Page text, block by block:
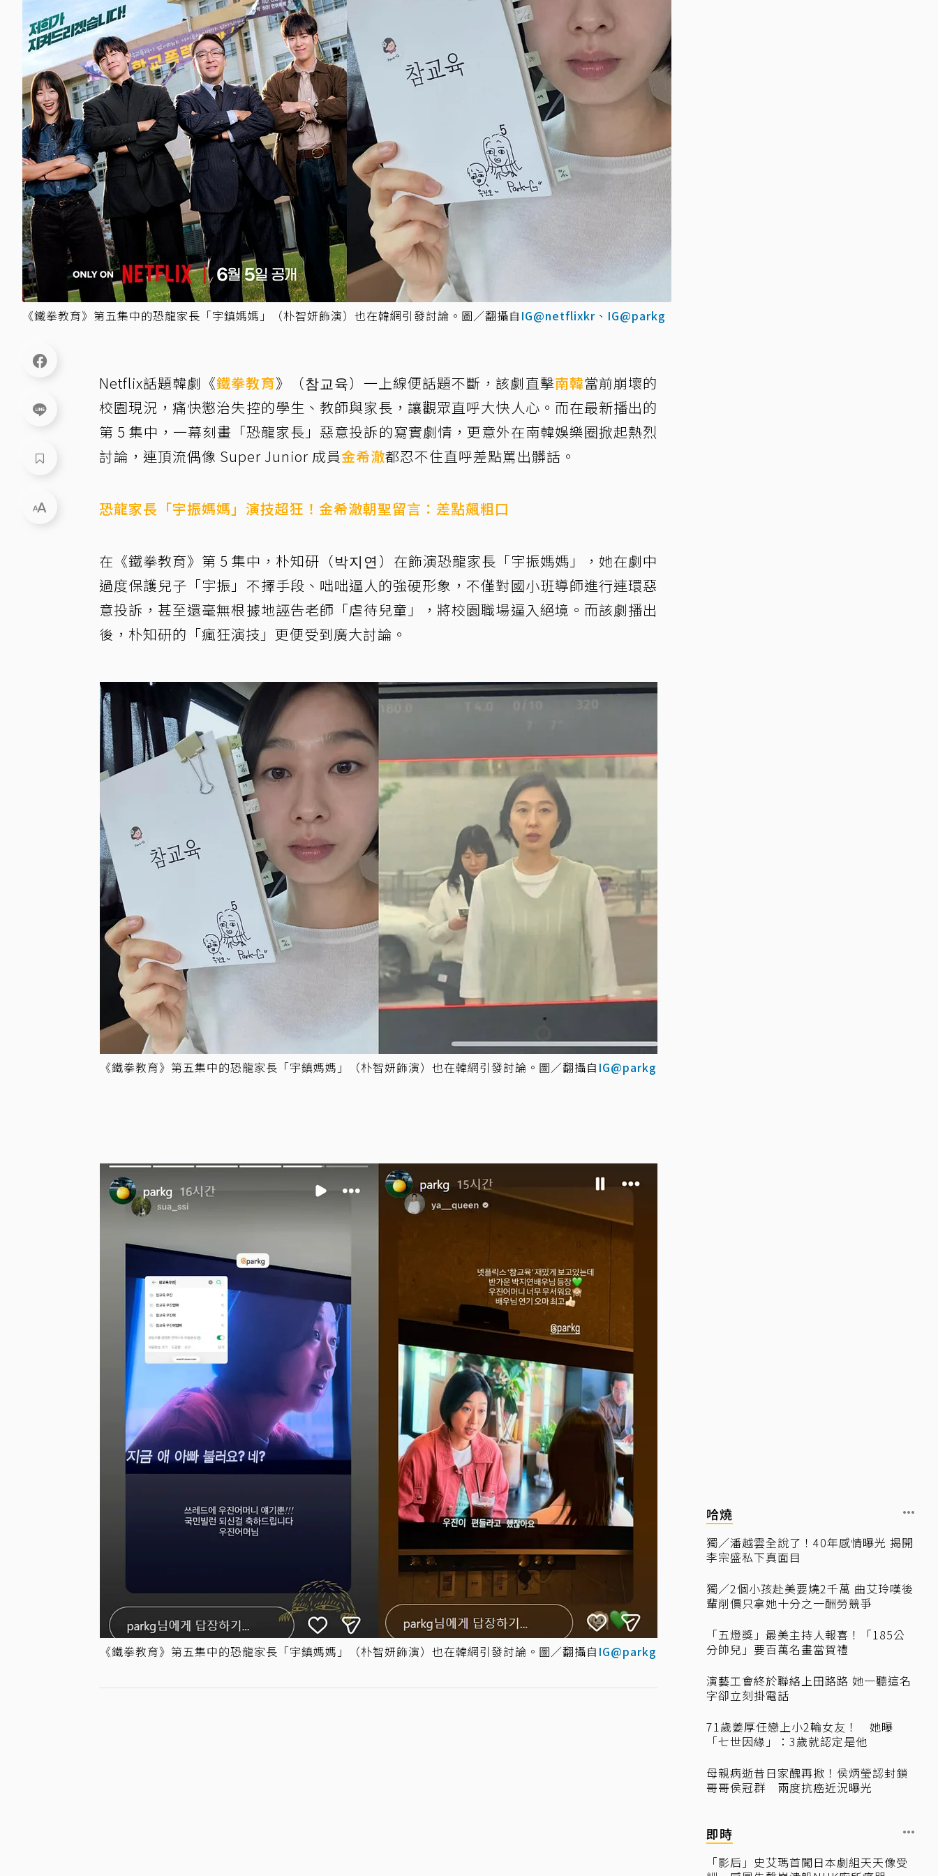
《鐵拳教育》第五集中的恐龍家長「宇鎮媽媽」（朴智妍飾演）也在韓網引發討論。圖／翻攝自 IG@netflixkr 、 IG@parkg
Netflix話題韓劇《鐵拳教育》（참교육）一上線便話題不斷，該劇直擊南韓當前崩壞的
校園現況，痛快懲治失控的學生、教師與家長，讓觀眾直呼大快人心。而在最新播出的
第 5 集中，一幕刻畫「恐龍家長」惡意投訴的寫實劇情，更意外在南韓娛樂圈掀起熱烈
討論，連頂流偶像 Super Junior 成員金希澈都忍不住直呼差點罵出髒話。
恐龍家長「宇振媽媽」演技超狂！金希澈朝聖留言：差點飆粗口
在《鐵拳教育》第 5 集中， 朴知研 （박지연）在飾演恐龍家長「宇振媽媽」，她在劇中
過度保護兒子「宇振」不擇手段、咄咄逼人的強硬形象，不僅對國小班導師進行連環惡
意投訴，甚至還毫無根據地誣告老師「虐待兒童」，將校園職場逼入絕境。而該劇播出
後，朴知研的「瘋狂演技」更便受到廣大討論。
《鐵拳教育》第五集中的恐龍家長「宇鎮媽媽」（朴智妍飾演）也在韓網引發討論。圖／翻攝自 IG@parkg
《鐵拳教育》第五集中的恐龍家長「宇鎮媽媽」（朴智妍飾演）也在韓網引發討論。圖／翻攝自 IG@parkg
哈燒
獨／潘越雲全說了！40年感情曝光 揭開
李宗盛私下真面目
獨／2個小孩赴美要燒2千萬 曲艾玲嘆後
輩削價只拿她十分之一酬勞競爭
「五燈獎」最美主持人報喜！「185公
分帥兒」要百萬名畫當賀禮
演藝工會終於聯絡上田路路 她一聽這名
字卻立刻掛電話
71歲姜厚任戀上小2輪女友！ 她曝
「七世因緣」：3歲就認定是他
母親病逝昔日家醜再掀！侯炳瑩認封鎖
哥哥侯冠群 兩度抗癌近況曝光
即時
「影后」史艾瑪首闖日本劇組天天像受